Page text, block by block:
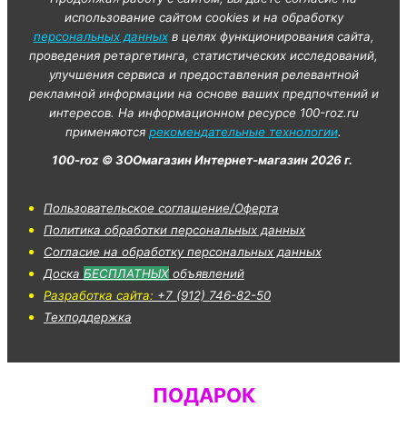
использование сайтом cookies и на обработку
персональных данныхв целях функционирования сайта,
проведения ретаргетинга, статистических исследований,
улучшения сервиса и предоставления релевантной
рекламной информации на основе ваших предпочтений и
интересов. На информационном ресурсе 100-roz.ru
применяются рекомендательные технологии.
100-roz © ЗООмагазин Интернет-магазин 2026 г.
Пользовательское соглашение/Оферта
Политика обработки персональных данных
Согласие на обработку персональных данных
Доска БЕСПЛАТНЫХ объявлений
Разработка сайта: +7 (912) 746-82-50
Техподдержка
ПОДАРОК